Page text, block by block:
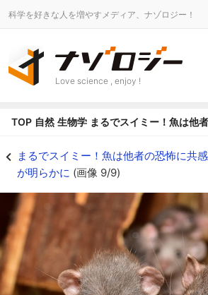
科学を好きな人を増やすメディア、ナゾロジー！
Love science , enjoy !
TOP 自然 生物学 まるでスイミー！魚は他
まるでスイミー！魚は他者の恐怖に共
が明らかに (画像 9/9)